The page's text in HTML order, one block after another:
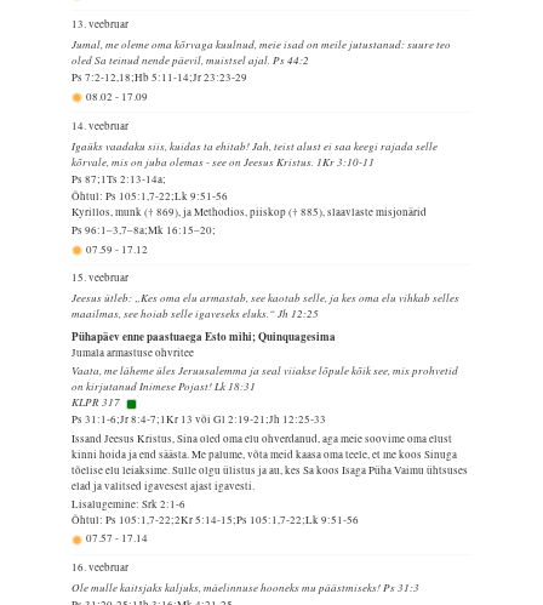
13. veebruar
Jumal, me oleme oma kõrvaga kuulnud, meie isad on meile jutustanud: suure teo
oled Sa teinud nende päevil, muistsel ajal. Ps 44:2
Ps 7:2-12,18;Hb 5:11-14;Jr 23:23-29
08.02- 17.09
14. veebruar
Igaüks vaadaku siis, kuidas ta ehitab! Jah, teist alust ei saa keegi rajada selle
kõrvale, mis on juba olemas - see on Jeesus Kristus. 1Kr 3:10-11
Ps 87;1Ts 2:13-14a;
Õhtul: Ps 105:1,7-22;Lk 9:51-56
Kyrillos, munk († 869), ja Methodios, piiskop († 885), slaavlaste misjonärid
Ps 96:1–3,7–8a;Mk 16:15–20;
07.59- 17.12
15. veebruar
Jeesus ütleb: „Kes oma elu armastab, see kaotab selle, ja kes oma elu vihkab selles
maailmas, see hoiab selle igaveseks eluks.“ Jh 12:25
Pühapäev enne paastuaega Esto mihi; Quinquagesima
Jumala armastuse ohvritee
Vaata, me läheme üles Jeruusalemma ja seal viiakse lõpule kõik see, mis prohvetid
on kirjutanud Inimese Pojast! Lk 18:31
KLPR 317
Ps 31:1-6;Jr 8:4-7;1Kr 13 või Gl 2:19-21;Jh 12:25-33
Issand Jeesus Kristus, Sina oled oma elu ohverdanud, aga meie soovime oma elust
kinni hoida ja end säästa. Me palume, võta meid kaasa oma teele, et me koos Sinuga
tõelise elu leiaksime. Sulle olgu ülistus ja au, kes Sa koos Isaga Püha Vaimu ühtsuses
elad ja valitsed igavesest ajast igavesti.
Lisalugemine: Srk 2:1-6
Õhtul: Ps 105:1,7-22;2Kr 5:14-15;Ps 105:1,7-22;Lk 9:51-56
07.57- 17.14
16. veebruar
Ole mulle kaitsjaks kaljuks, mäelinnuse hooneks mu päästmiseks! Ps 31:3